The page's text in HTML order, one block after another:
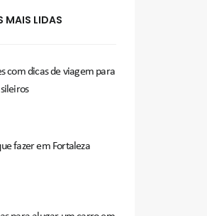
MAIS LIDAS
com dicas de viagem para
fazer em Fortaleza